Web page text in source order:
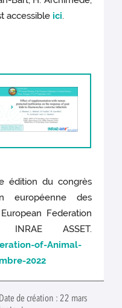
accessible ici.
édition du congrès
européenne des
Federation
ASSET.
of-Animal-
2022
de création : 22 mars